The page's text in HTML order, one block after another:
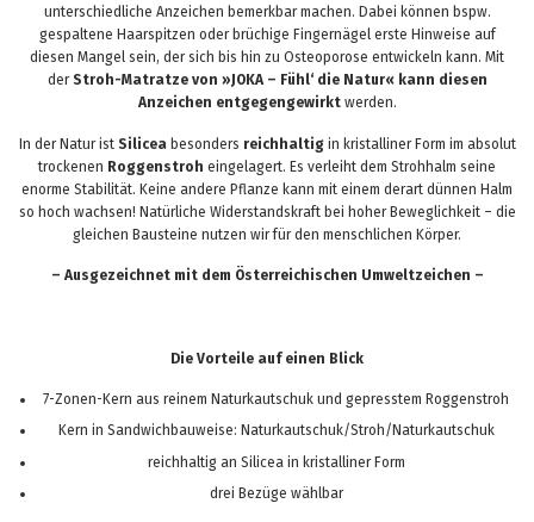
unterschiedliche Anzeichen bemerkbar machen. Dabei können bspw.
gespaltene Haarspitzen oder brüchige Fingernägel erste Hinweise auf
diesen Mangel sein, der sich bis hin zu Osteoporose entwickeln kann. Mit
der Stroh-Matratze von »JOKA – Fühl‘ die Natur« kann diesen
Anzeichen entgegengewirktwerden.
In der Natur ist Siliceabesonders reichhaltigin kristalliner Form im absolut
trockenen Roggenstroh eingelagert. Es verleiht dem Strohhalm seine
enorme Stabilität. Keine andere Pflanze kann mit einem derart dünnen Halm
so hoch wachsen! Natürliche Widerstandskraft bei hoher Beweglichkeit – die
gleichen Bausteine nutzen wir für den menschlichen Körper.
– Ausgezeichnet mit dem Österreichischen Umweltzeichen –
Die Vorteile auf einen Blick
7-Zonen-Kern aus reinem Naturkautschuk und gepresstem Roggenstroh
Kern in Sandwichbauweise: Naturkautschuk/Stroh/Naturkautschuk
reichhaltig an Silicea in kristalliner Form
drei Bezüge wählbar